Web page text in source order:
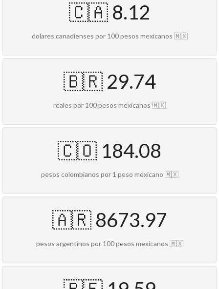
🇨🇦 8.12
dolares canadienses por 100 pesos mexicanos 🇲🇽
🇧🇷 29.74
reales por 100 pesos mexicanos 🇲🇽
🇨🇴 184.08
pesos colombianos por 1 peso mexicano 🇲🇽
🇦🇷 8673.97
pesos argentinos por 100 pesos mexicanos 🇲🇽